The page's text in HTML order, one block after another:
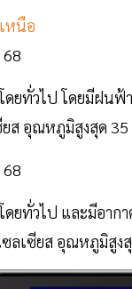
หนือ
68
ดยทั่วไป โดยมีฝน
ยส อุณหภูมิสูงสุด 35
68
ดยทั่วไป และมีอา
ซลเซียส อุณหภูมิสูง